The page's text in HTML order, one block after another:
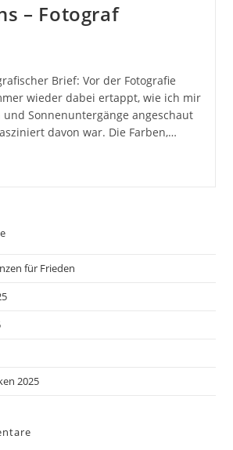
– Fotograf
Brief: Vor der Fotografie
wieder dabei ertappt, wie ich mir
Sonnenuntergänge angeschaut
davon war. Die Farben,…
für Frieden
2025